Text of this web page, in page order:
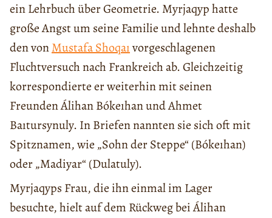
ein Lehrbuch über Geometrie. Myrjaqyp hatte
große Angst um seine Familie und lehnte deshalb
den vonMustafa Shoqaıvorgeschlagenen
Fluchtversuch nach Frankreich ab. Gleichzeitig
korrespondierte er weiterhin mit seinen
Freunden Álihan Bókeıhan und Ahmet
Baıtursynuly. In Briefen nannten sie sich oft mit
Spitznamen, wie „Sohn der Steppe“ (Bókeıhan)
oder „Madiyar“ (Dulatuly).
Myrjaqyps Frau, die ihn einmal im Lager
besuchte, hielt auf dem Rückweg bei Álihan